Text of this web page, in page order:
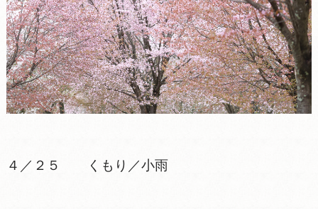
４／２５ くもり／小雨